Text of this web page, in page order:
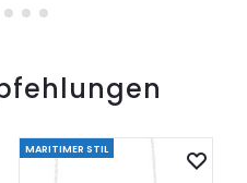
MARITIMER STIL